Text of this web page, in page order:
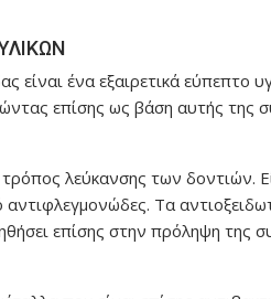
είναι ένα εξαιρετικά εύπεπτο
επίσης ως βάση αυτής της
λεύκανσης των δοντιών.
αντιφλεγμονώδες. Τα
επίσης στην πρόληψη της